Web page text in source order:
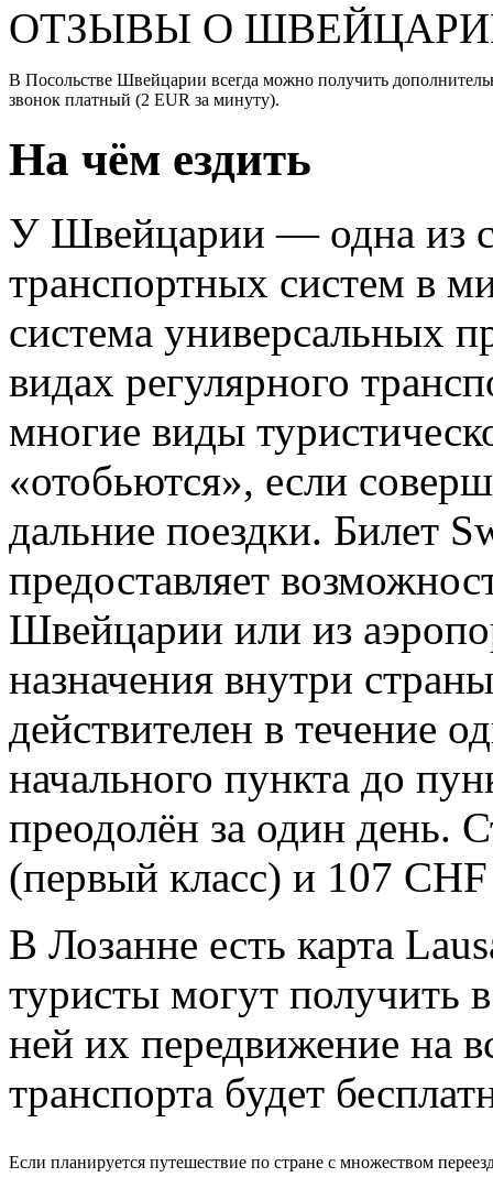
ОТЗЫВЫ О
В Посольстве Швейцарии всегда можно получить
звонок платный (2 EUR за минуту).
На чём ездить
У Швейцарии — одна из
транспортных систем в
система универсальных
видах регулярного
многие виды
«отобьются», если
дальние поездки. Билет
предоставляет
Швейцарии или из
назначения внутри
действителен в течение
начального пункта до
преодолён за один день.
(первый класс) и 107
В Лозанне есть карта
туристы могут получить
ней их передвижение на
транспорта будет
Если планируется путешествие по стране с множеством